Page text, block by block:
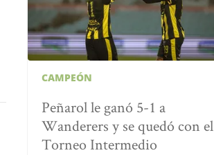
CAMPEÓN
Peñarol le ganó 5-1 a
Wanderers y se quedó con el
Torneo Intermedio